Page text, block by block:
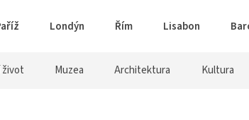
Londýn Řím Lisabon
život Muzea Architektura Kultura